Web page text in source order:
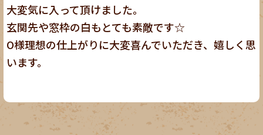
大変気に入って頂けました。
玄関先や窓枠の白もとても素敵です☆
O様理想の仕上がりに大変喜んでいただき、嬉しく思
います。